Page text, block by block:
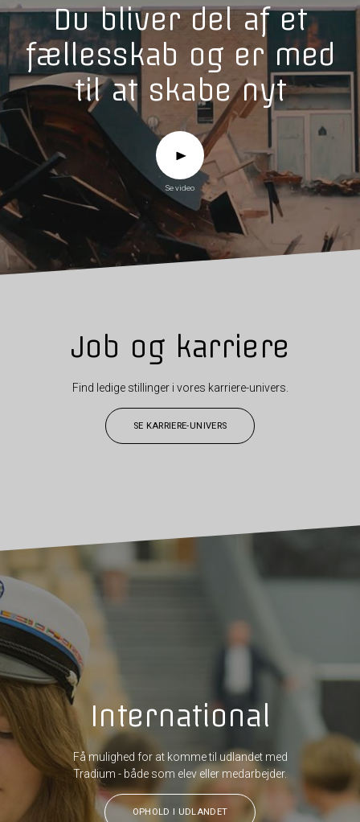
Du bliver del af et
fællesskab og er med
til at skabe nyt
Se video
Job og karriere
Find ledige stillinger i vores karriere-univers.
SE KARRIERE-UNIVERS
International
Få mulighed for at komme til udlandet med
Tradium - både som elev eller medarbejder.
OPHOLD I UDLANDET